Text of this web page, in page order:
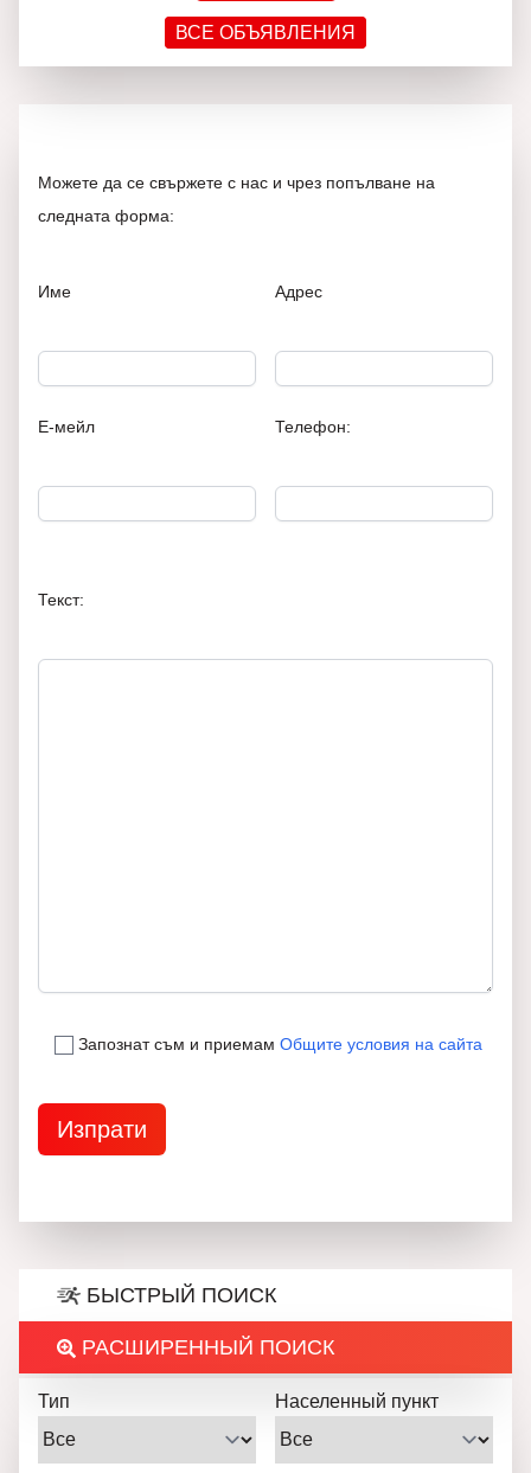
ВСЕ ОБЪЯВЛЕНИЯ
Можете да се свържете с нас и чрез попълване на
следната форма:
Име
Е-мейл
Адрес
Телефон:
Текст:
Запознат съм и приемам Общите условия на сайта
БЫСТРЫЙ ПОИСК
РАСШИРЕННЫЙ ПОИСК
Тип Населенный пункт